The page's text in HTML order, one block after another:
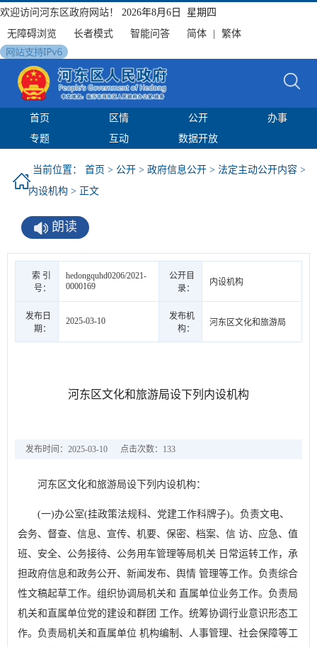
欢迎访问河东区政府网站！
2026年8月6日 星期四
无障碍浏览
长者模式 智能问答 简体 繁体
首页 区情 公开
办事
专题
互动 数据开放
当前位置： 首页 > 公开 > 政府信息公开 > 法定主动公开内容 >
内设机构 > 正文
朗读
索 引
号：
hedongquhd0206/2021-
0000169
公开目
录：
内设机构
发布日
期：
2025-03-10
发布机
构：
河东区文化和旅游局
河东区文化和旅游局设下列内设机构
发布时间：2025-03-10 点击次数： 133
河东区文化和旅游局设下列内设机构：
(一)办公室(挂政策法规科、党建工作科牌子)。负责文电、
会务、督查、信息、宣传、机要、保密、档案、信 访、应急、值
班、安全、公务接待、公务用车管理等局机关 日常运转工作，承
担政府信息和政务公开、新闻发布、舆情 管理等工作。负责综合
性文稿起草工作。组织协调局机关和 直属单位业务工作。负责局
机关和直属单位党的建设和群团 工作。统筹协调行业意识形态工
作。负责局机关和直属单位 机构编制、人事管理、社会保障等工